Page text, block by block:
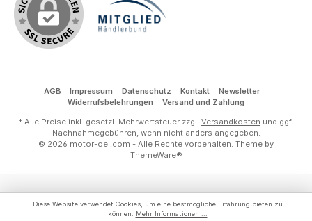
AGB Impressum Datenschutz Kontakt
Newsletter
Widerrufsbelehrungen
Versand und Zahlung
* Alle Preise inkl. gesetzl. Mehrwertsteuer zzgl. Versandkosten und ggf.
Nachnahmegebühren, wenn nicht anders angegeben.
© 2026 motor-oel.com - Alle Rechte vorbehalten. Theme by
ThemeWare®
Diese Website verwendet Cookies, um eine bestmögliche Erfahrung bieten zu
können.
Mehr Informationen ...